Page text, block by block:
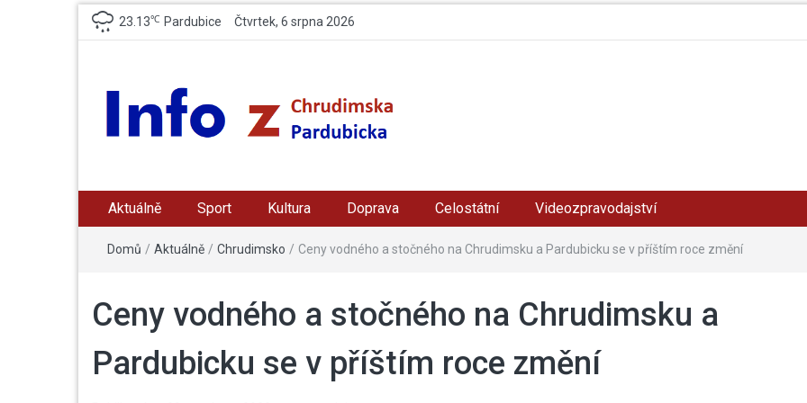
23.13℃ Pardubice Čtvrtek, 6 srpna 2026
Pardubicka
Aktuálně Sport Kultura Doprava Celostátní Videozpravodajství
Domů / Aktuálně / Chrudimsko / Ceny vodného a stočného na Chrudimsku a Pardubicku se v příštím roce změní
Ceny vodného a stočného na Chrudimsku a
Pardubicku se v příštím roce změní